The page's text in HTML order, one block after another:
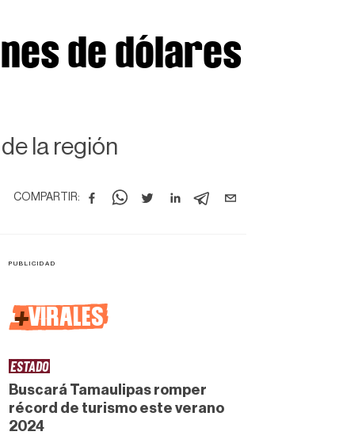
de dólares
la región
COMPARTIR:
+VIRALES
ESTADO
Buscará Tamaulipas romper
récord de turismo este verano
2024